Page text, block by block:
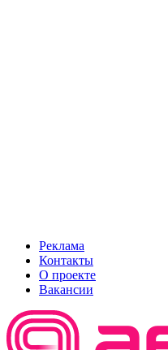
Реклама
Контакты
О проекте
Вакансии